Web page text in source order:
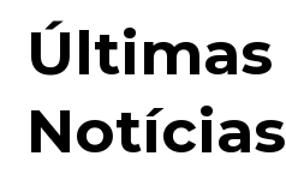
Últimas
Notícias